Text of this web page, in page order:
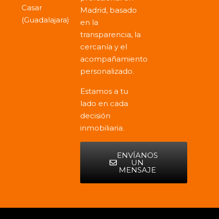
Casar
(Guadalajara)
Madrid, basado
en la
transparencia, la
cercanía y el
acompañamiento
personalizado.
Estamos a tu
lado en cada
decisión
inmobiliaria.
ENVÍANOS
UN
MENSAJE